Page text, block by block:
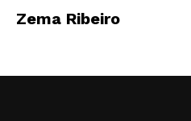
Zema Ribeiro